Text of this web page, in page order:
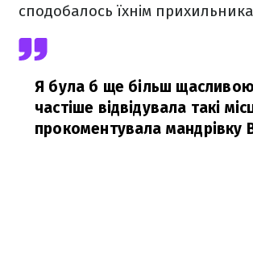
сподобалось їхнім
Я була б ще більш
частіше відвідувала такі
прокоментувала мандрівку